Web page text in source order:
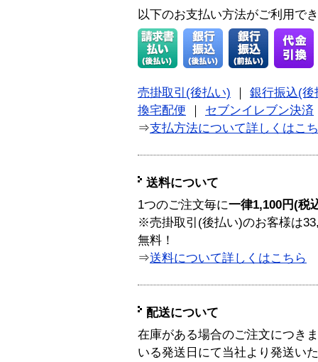
以下のお支払い方法がご利用で
売掛取引(後払い) ｜ 銀行振込(後
換宅配便 ｜ セブンイレブン決済
⇒支払方法について詳しくはこ
送料について
1つのご注文毎に一律1,100円(税
※売掛取引(後払い)のお客様は
無料！
⇒送料について詳しくはこちら
配送について
在庫がある場合のご注文につき
いる発送日にて当社より発送い